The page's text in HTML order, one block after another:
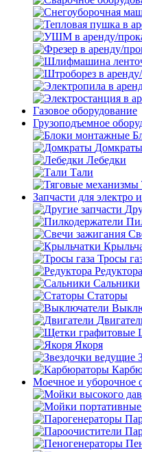
Газовое оборудование
Грузоподъемное
Домкраты
Лебедки
Тали
Запчасти для электро
Тросы
Редуктора
Сальники
Статоры
Якоря
Моечное и уборочное